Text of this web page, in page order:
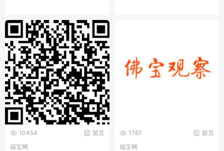
留言
10454
福宝网
留言
1767
福宝网